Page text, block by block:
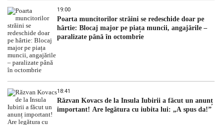
19:00
Poarta muncitorilor străini se redeschide doar pe
hârtie: Blocaj major pe piața muncii, angajările –
paralizate până în octombrie
18:41
Răzvan Kovacs de la Insula Iubirii a făcut un anunț
important! Are legătura cu iubita lui: „A spus da!”